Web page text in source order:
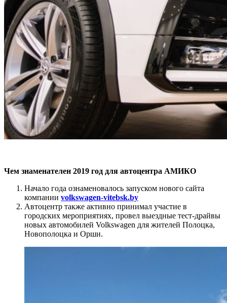
Чем знаменателен 2019 год для автоцентра АМИКО
Начало года ознаменовалось запуском нового сайта
компании volkswagen-vitebsk.by
Автоцентр также активно принимал участие в
городских мероприятиях, провел выездные тест-драйвы
новых автомобилей Volkswagen для жителей Полоцка,
Новополоцка и Орши.